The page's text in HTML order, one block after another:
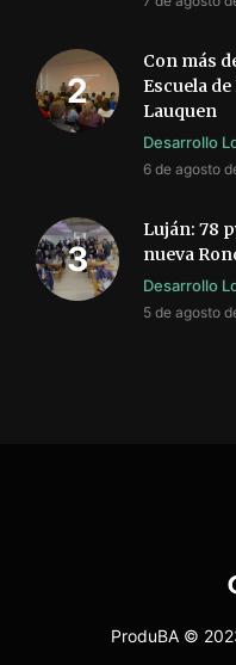
Con más
Escuela
Lauquen
Desarrollo
6 de agosto
Luján: 78
nueva
Desarrollo
5 de agosto
ProduBA ©